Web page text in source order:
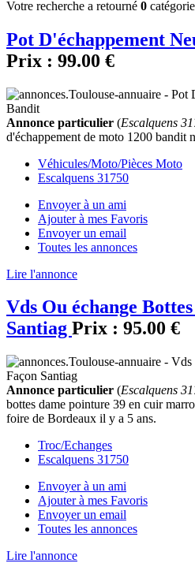
Votre recherche a retourné 0
Pot D'échappement
Prix : 99.00 €
Annonce particulier (Escalquens
d'échappement de moto 1200 bandit
Véhicules/Moto/Pièces Moto
Escalquens 31750
Envoyer à un ami
Ajouter à mes Favoris
Envoyer un email
Toutes les annonces
Lire l'annonce
Vds Ou échange
Santiag Prix : 95.00 €
Annonce particulier (Escalquens
bottes dame pointure 39 en cuir
foire de Bordeaux il y a 5 ans.
Troc/Echanges
Escalquens 31750
Envoyer à un ami
Ajouter à mes Favoris
Envoyer un email
Toutes les annonces
Lire l'annonce